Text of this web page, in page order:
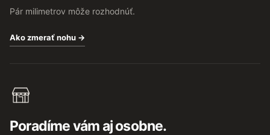
Pár milimetrov môže rozhodnúť.
Ako zmerať nohu →
Poradíme vám aj osobne.